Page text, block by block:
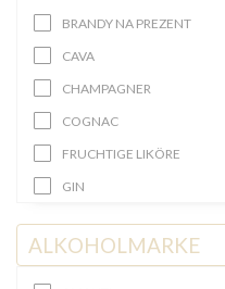
BRANDY NA PREZENT
CAVA
CHAMPAGNER
COGNAC
FRUCHTIGE LIKÖRE
GIN
LIEBLICHER WEIN
ALKOHOLMARKE